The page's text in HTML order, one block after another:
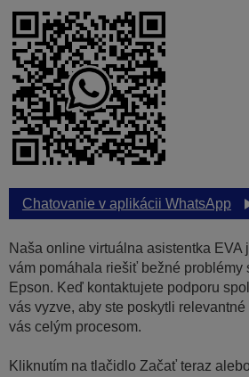
Chatovanie v aplikácii WhatsApp
Naša online virtuálna asistentka EVA
vám pomáhala riešiť bežné problémy
Epson. Keď kontaktujete podporu
vás vyzve, aby ste poskytli
vás celým procesom.
Kliknutím na tlačidlo Začať teraz